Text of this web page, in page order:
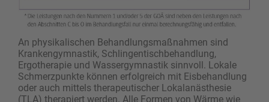
An physikalischen Behandlungsmaßnahmen sind
Krankengymnastik, Schlingentischbehandlung,
Ergotherapie und Wassergymnastik sinnvoll. Lokale
Schmerzpunkte können erfolgreich mit Eisbehandlung
oder auch mittels therapeutischer Lokalanästhesie
(TLA) therapiert werden. Alle Formen von Wärme wie